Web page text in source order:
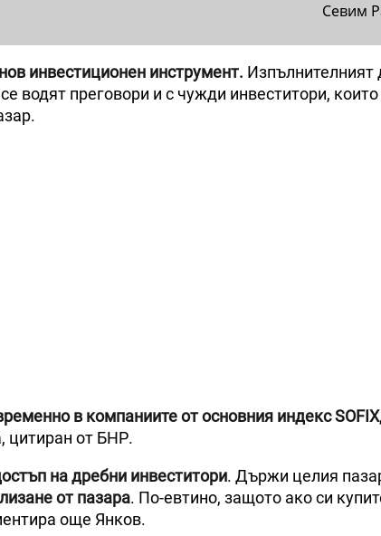
Севим
инвестиционен инструмент. Изпълнителният
водят преговори и с чужди инвеститори,
в компаниите от основния индекс SOFIX
цитиран от БНР.
на дребни инвеститори. Държи целия
от пазара. По-евтино, защото ако си
още Янков.